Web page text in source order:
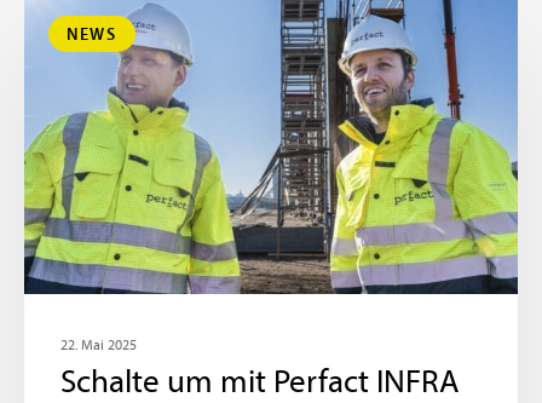
NEWS
22. Mai 2025
Schalte um mit Perfact INFRA